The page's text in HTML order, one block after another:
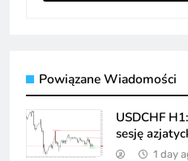
Powiązane Wiadomości
USDCHF
sesję
1 day